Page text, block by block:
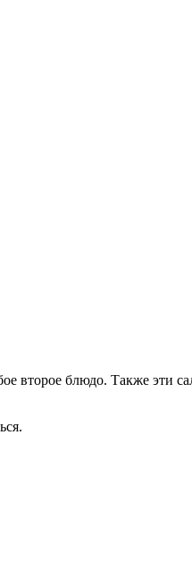
второе блюдо. Также эти